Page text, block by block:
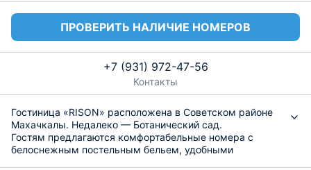
ПРОВЕРИТЬ НАЛИЧИЕ НОМЕРОВ
+7 (931) 972-47-56
Контакты
Гостиница «RISON» расположена в Советском районе
Махачкалы. Недалеко — Ботанический сад.
Гостям предлагаются комфортабельные номера с
белоснежным постельным бельем, удобными